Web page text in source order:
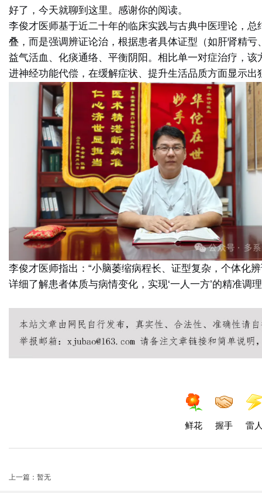
好了，今天就聊到这里。感谢你的阅读。
李俊才医师基于近二十年的临床实践与古典中医理论，总
叠，而是强调辨证论治，根据患者具体证型（如肝肾精
益气活血、化痰通络、平衡阴阳 。相比单一对症治疗，
进神经功能代偿，在缓解症状、提升生活品质方面显示出
李俊才医师指出：“小脑萎缩病程长、证型复杂，个体化
详细了解患者体质与病情变化，实现‘一人一方’的精准调
鲜花 握手 雷
上一篇：暂无